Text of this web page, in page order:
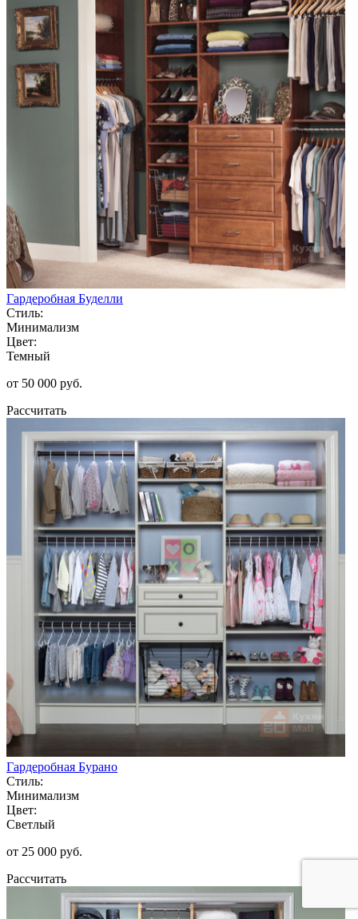
Гардеробная Буделли
Стиль:
Минимализм
Цвет:
Темный
от 50 000 руб.
Рассчитать
Гардеробная Бурано
Стиль:
Минимализм
Цвет:
Светлый
от 25 000 руб.
Рассчитать